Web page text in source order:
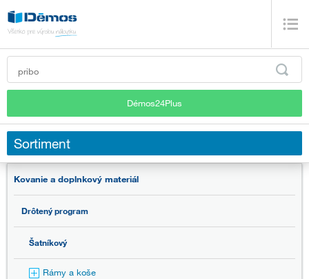
Démos24Plus
Sortiment
Kovanie a doplnkový materiál
Drôtený program
Šatníkový
Rámy a koše